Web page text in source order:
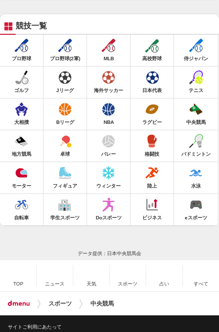
競技一覧
プロ野球 プロ野球(2軍) MLB 高校野球 侍ジャパン
ゴルフ Jリーグ 海外サッカー 日本代表 テニス
大相撲 Bリーグ NBA ラグビー 中央競馬
地方競馬 卓球 バレー 格闘技 バドミントン
モーター フィギュア ウィンター 陸上 水泳
自転車 学生スポーツ Doスポーツ ビジネス eスポーツ
データ提供：日本中央競馬会
TOP ニュース 天気 スポーツ 占い すべて
スポーツ 中央競馬
サイトご利用にあたって